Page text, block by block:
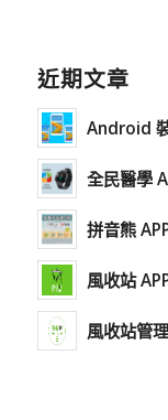
近期文章
Android
全民醫學
拼音熊
風收站
風收站管理